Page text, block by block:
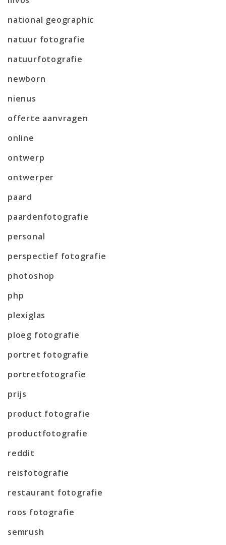
national geographic
natuur fotografie
natuurfotografie
newborn
nienus
offerte aanvragen
online
ontwerp
ontwerper
paard
paardenfotografie
personal
perspectief fotografie
photoshop
php
plexiglas
ploeg fotografie
portret fotografie
portretfotografie
prijs
product fotografie
productfotografie
reddit
reisfotografie
restaurant fotografie
roos fotografie
semrush